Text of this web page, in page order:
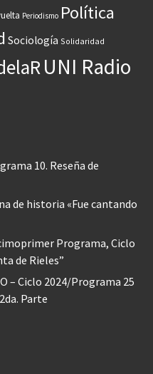
Periodismo Política
Sociología Solidaridad
UNI Radio
10. Reseña de
de historia «Fue cantando
Programa, Ciclo
de Rieles”
– Ciclo 2024/Programa 25
Parte